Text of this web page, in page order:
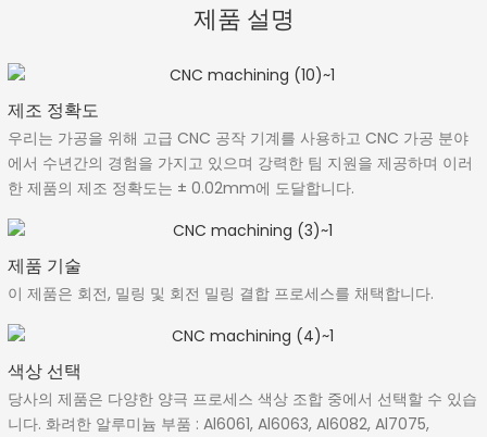
제품 설명
제조 정확도
우리는 가공을 위해 고급 CNC 공작 기계를 사용하고 CNC 가공 분야
에서 수년간의 경험을 가지고 있으며 강력한 팀 지원을 제공하며 이러
한 제품의 제조 정확도는 ± 0.02mm에 도달합니다.
제품 기술
이 제품은 회전, 밀링 및 회전 밀링 결합 프로세스를 채택합니다.
색상 선택
당사의 제품은 다양한 양극 프로세스 색상 조합 중에서 선택할 수 있습
니다. 화려한 알루미늄 부품 : Al6061, Al6063, Al6082, Al7075,